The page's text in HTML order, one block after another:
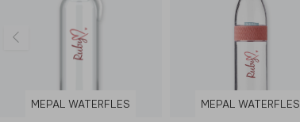
MEPAL WATERFLES MEPAL WATERFLES